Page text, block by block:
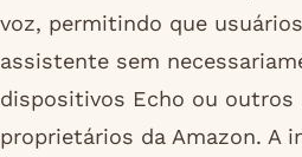
voz, permitindo que
assistente sem
dispositivos Echo ou outros
proprietários da Amazon. A